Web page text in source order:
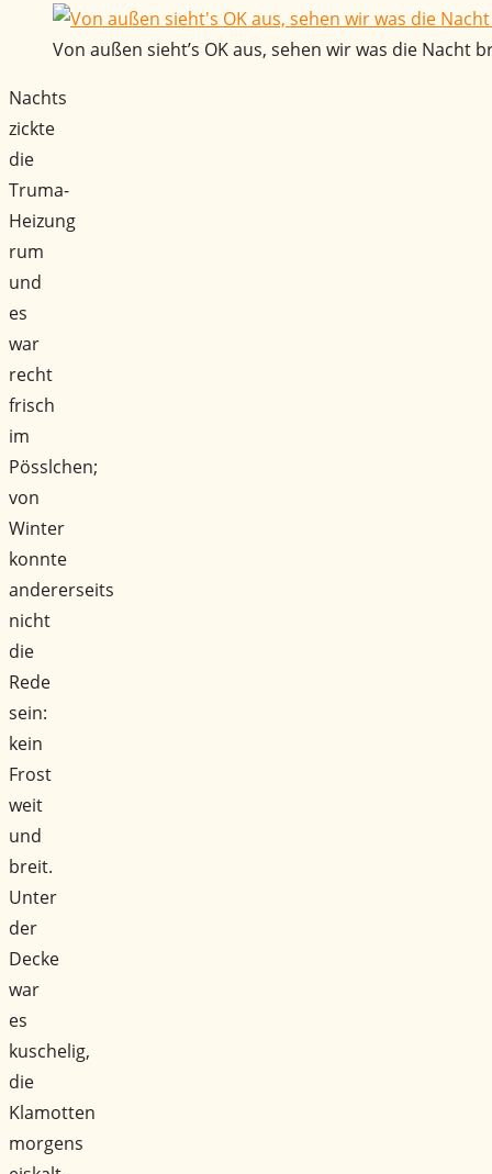
Von außen sieht’s OK aus, sehen wir was die Nacht
Nachts
zickte
die
Truma-
Heizung
rum
und
es
war
recht
frisch
im
Pösslchen;
von
Winter
konnte
andererseits
nicht
die
Rede
sein:
kein
Frost
weit
und
breit.
Unter
der
Decke
war
es
kuschelig,
die
Klamotten
morgens